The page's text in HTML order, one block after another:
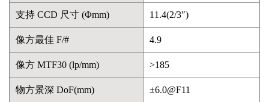
支持 CCD 尺寸 (Φmm) 11.4(2/3″)
像方最佳 F/# 4.9
像方 MTF30 (lp/mm) >185
物方景深 DoF(mm) ±6.0@F11